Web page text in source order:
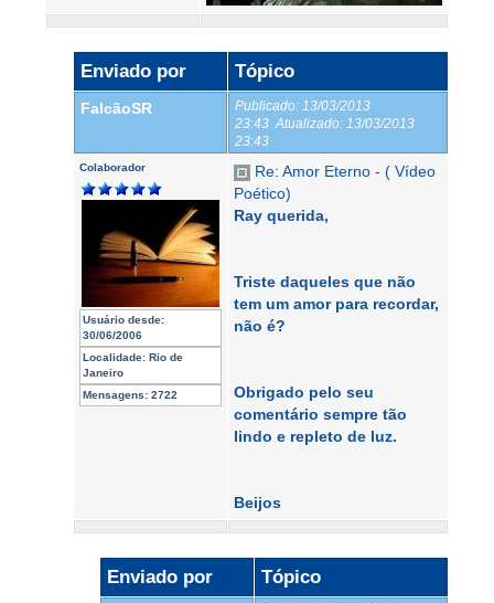
Enviado por Tópico
FalcãoSR Publicado: 13/03/2013
23:43 Atualizado: 13/03/2013
23:43
Colaborador
Usuário desde:
30/06/2006
Localidade: Rio de
Janeiro
Mensagens: 2722
Re: Amor Eterno - ( Vídeo
Poético)
Ray querida,
Triste daqueles que não
tem um amor para recordar,
não é?
Obrigado pelo seu
comentário sempre tão
lindo e repleto de luz.
Beijos
Enviado por Tópico